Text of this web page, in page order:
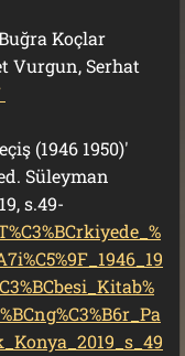
Koçlar
Vurgun, Serhat
(1946 1950)'
Süleyman
s.49-